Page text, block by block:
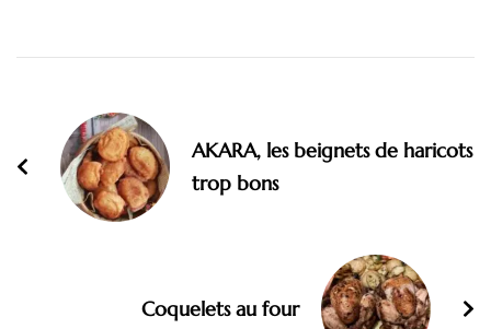
AKARA, les beignets de haricots
trop bons
Coquelets au four